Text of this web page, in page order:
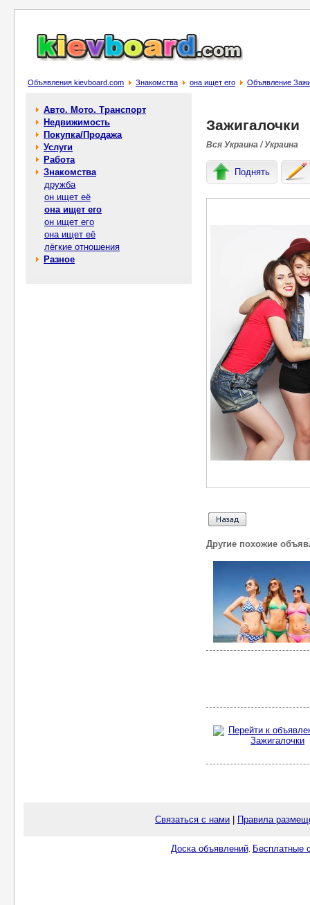
Объявления kievboard.com Знакомства она ищет его Объявление
Авто. Мото. Транспорт
Недвижимость
Покупка/Продажа
Услуги
Работа
Знакомства
дружба
он ищет её
она ищет его
он ищет его
она ищет её
лёгкие отношения
Разное
Зажигалочки
Вся Украина / Украина
Поднять
Другие похожие
Связаться с нами Правила
Доска объявлений. Бесплатные